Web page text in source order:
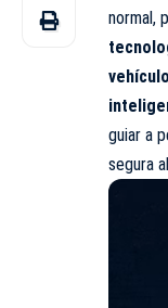
normal,
guiar a
segura